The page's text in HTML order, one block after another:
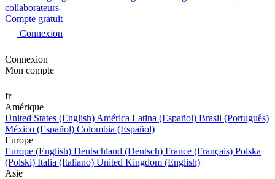
collaborateurs
Compte gratuit
Connexion
Connexion
Mon compte
fr
Amérique
United States (English) América Latina (Español) Brasil (Português)
México (Español) Colombia (Español)
Europe
Europe (English) Deutschland (Deutsch) France (Français) Polska
(Polski) Italia (Italiano) United Kingdom (English)
Asie